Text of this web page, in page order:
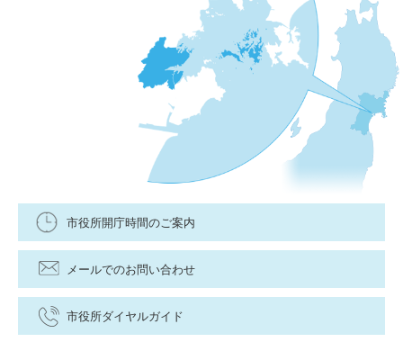
市役所開庁時間のご案内
メールでのお問い合わせ
市役所ダイヤルガイド